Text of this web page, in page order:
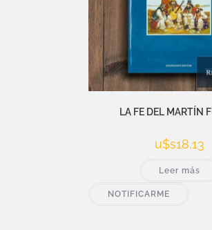
LA FE DEL MARTÍN
u$s18,13
Leer más
NOTIFICARME